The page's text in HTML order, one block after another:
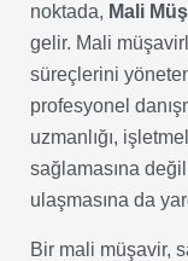
noktada, Mali
gelir. Mali
süreçlerini
profesyonel
uzmanlığı,
sağlamasına
ulaşmasına da
Bir mali müşavir,